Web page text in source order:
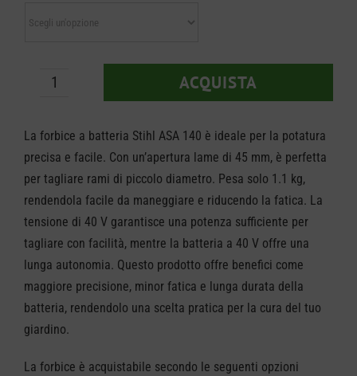
€ 1.069,00
Forbice
potatura
STIHL
ASA
140
quantità
ACQUISTA
La forbice a batteria Stihl ASA 140 è ideale per la potatura
precisa e facile. Con un’apertura lame di 45 mm, è perfetta
per tagliare rami di piccolo diametro. Pesa solo 1.1 kg,
rendendola facile da maneggiare e riducendo la fatica. La
tensione di 40 V garantisce una potenza sufficiente per
tagliare con facilità, mentre la batteria a 40 V offre una
lunga autonomia. Questo prodotto offre benefici come
maggiore precisione, minor fatica e lunga durata della
batteria, rendendolo una scelta pratica per la cura del tuo
giardino.
La forbice è acquistabile secondo le seguenti opzioni